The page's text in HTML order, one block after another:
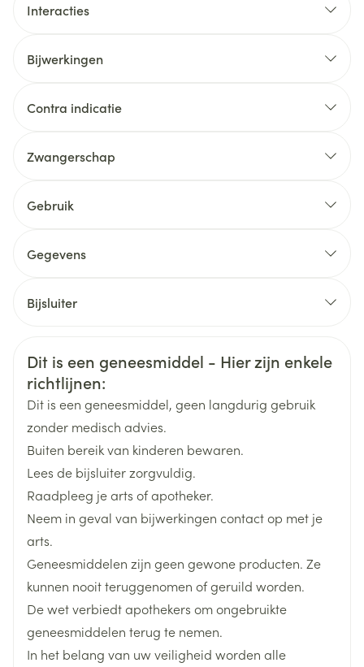
Interacties
Bijwerkingen
Contra indicatie
Zwangerschap
Gebruik
Gegevens
Merken
Breedte 63 mm
Lengte
Diepte 22 mm
Bijsluiter
Veiligheidsinformatie
Dit is een geneesmiddel - Hier zijn enkele
richtlijnen:
Dit is een geneesmiddel, geen langdurig gebruik
zonder medisch advies.
Buiten bereik van kinderen bewaren.
Lees de bijsluiter zorgvuldig.
Raadpleeg je arts of apotheker.
Neem in geval van bijwerkingen contact op met je
arts.
Geneesmiddelen zijn geen gewone producten. Ze
kunnen nooit teruggenomen of geruild worden.
De wet verbiedt apothekers om ongebruikte
geneesmiddelen terug te nemen.
In het belang van uw veiligheid worden alle